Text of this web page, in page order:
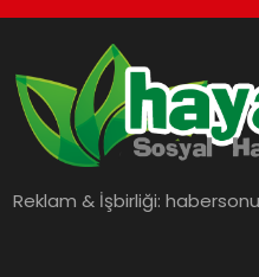
Reklam & İşbirliği: